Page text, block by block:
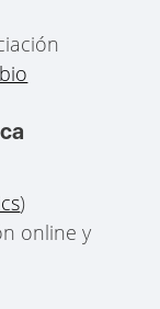
)
online y